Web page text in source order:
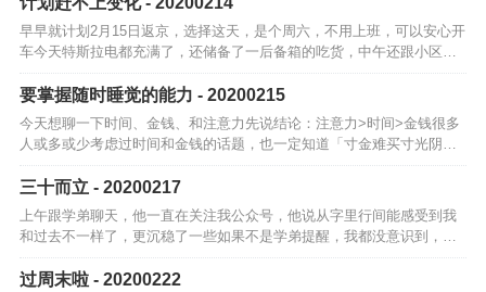
早早就计划2月15日返京，选择这天，是个周六，不用上班，可以安心开
车今天特斯拉电都充满了，还储备了一后备箱的吃货，中午还跟小区工
作人员确认返程的注意事项和流程进小区门口登记签到，然后回家后两
周别出门等…
要掌握随时睡觉的能力 - 20200215
今天想聊一下时间、金钱、和注意力先说结论：注意力>时间>金钱很多
人或多或少考虑过时间和金钱的话题，也一定知道「寸金难买寸光阴」
可就实际情况来说，金钱远比时间重要，因为人们往往有大把的时间，
…
三十而立 - 20200217
上午跟学弟聊天，他一直在关注我公众号，他说从字里行间能感受到我
和过去不一样了，更沉稳了一些如果不是学弟提醒，我都没意识到，我
已经三十岁了虽然刚过完三十岁生日，虽然宇哲已经三岁了，但我感觉
我还是个孩子和…
过周末啦 - 20200222